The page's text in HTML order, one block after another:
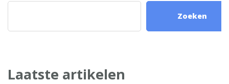
Zoeken
Laatste artikelen